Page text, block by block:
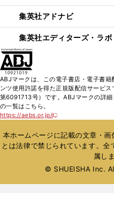
集英社アドナビ
集英社エディターズ・ラボ
ABJマークは、この電子書店・電子書
ンツ使用許諾を得た正規版配信サービ
第6091713号）です。ABJマークの詳
の一覧はこちら。
https://aebs.or.jp/
新
い
ウ
ィ
ウ
本ホームページに記載の文章・
とは法律で禁じられています。
属し
© SHUEISHA Inc.